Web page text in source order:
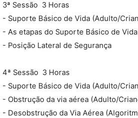
3ª Sessão  3 Horas
- Suporte Básico de Vida (Adulto/
- As etapas do Suporte Básico de
- Posição Lateral de Segurança
4ª Sessão  3 Horas
- Suporte Básico de Vida (Adulto/
- Obstrução da via aérea (Adulto/
- Desobstrução da Via Aérea